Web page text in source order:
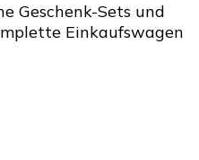
Geschenk-Sets und
Einkaufswagen